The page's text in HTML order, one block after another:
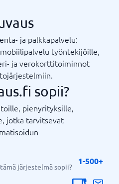
ja palkkapalvelu:
työntekijöille,
ja verokorttitoiminnot
sopii?
pienyrityksille,
jotka tarvitsevat
järjestelmä sopii?
1-500+